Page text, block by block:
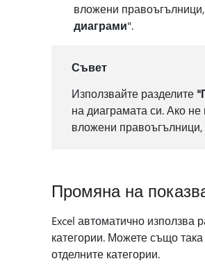
вложени правоъгълници,
диаграми".
Съвет
Използвайте разделите
на диаграмата си. Ако
вложени правоъгълници,
Промяна на
Excel автоматично използва
категории. Можете също
отделните категории.